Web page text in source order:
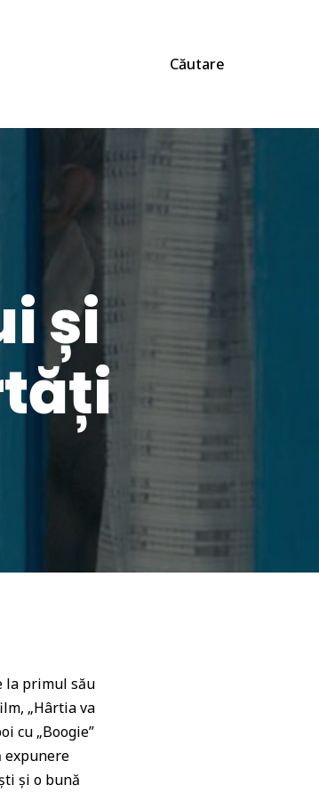
Căutare
și
la primul său
„Hârtia va
cu „Boogie”
expunere
și o bună